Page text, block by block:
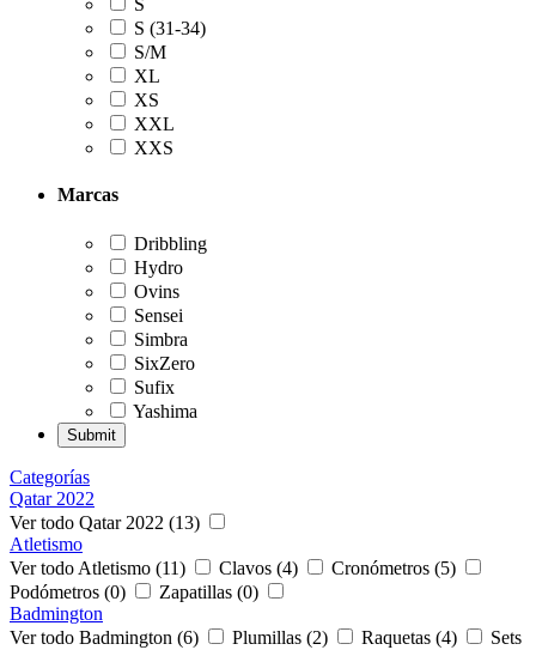
S (31-34)
S/M
XL
XS
XXL
XXS
Marcas
Dribbling
Hydro
Ovins
Sensei
Simbra
SixZero
Sufix
Yashima
Categorías
Qatar 2022
Ver todo Qatar 2022 (13)
Atletismo
Ver todo Atletismo (11)
Clavos (4)
Cronómetros (5)
Podómetros (0)
Zapatillas (0)
Badmington
Ver todo Badmington (6)
Plumillas (2) Raquetas (4)
Sets